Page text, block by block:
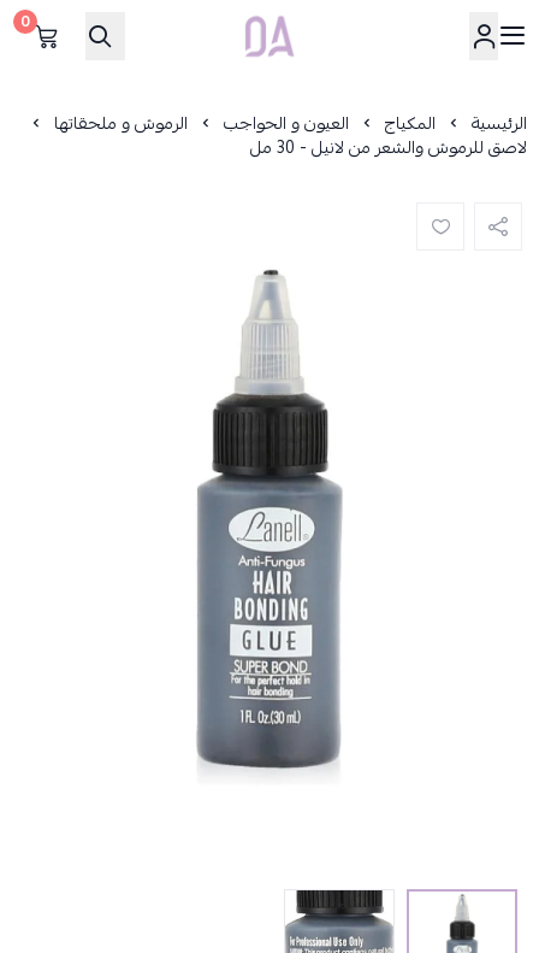
Dar Alamirat
0
الرئيسية المكياج العيون و الحواجب الرموش و ملحقاتها
لاصق للرموش والشعر من لانيل - 30 مل